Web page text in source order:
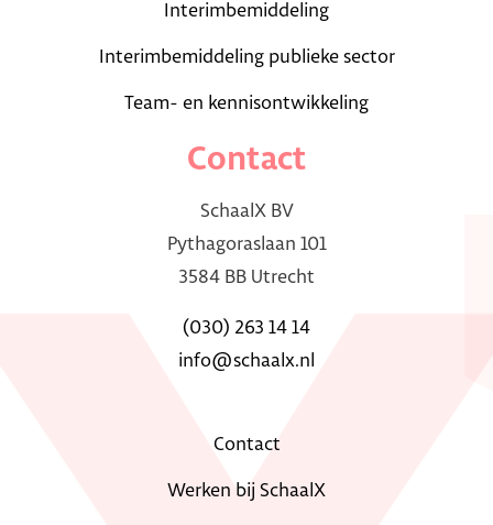
Interimbemiddeling
Interimbemiddeling publieke sector
Team- en kennisontwikkeling
Contact
SchaalX BV
Pythagoraslaan 101
3584 BB Utrecht
(030) 263 14 14
info@schaalx.nl
Contact
Werken bij SchaalX